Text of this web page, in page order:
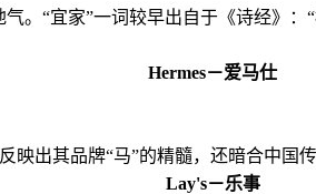
。“宜家”一词较早出自于《诗经》
Hermes－爱马仕
出其品牌“马”的精髓，还暗合中国
Lay's－乐事